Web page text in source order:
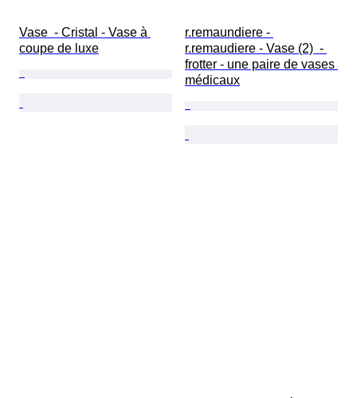
Vase  - Cristal - Vase à
coupe de luxe
r.remaundiere -
r.remaudiere - Vase (2)  -
frotter - une paire de vases
médicaux